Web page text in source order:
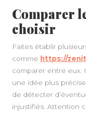
Comparer
choisir
Faites établir
comme https://
comparer entre eux.
une idée plus
de détecter
injustifiés. Attention